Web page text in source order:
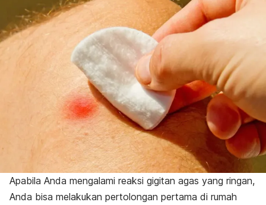
Apabila Anda mengalami reaksi gigitan agas yang ringan,
Anda bisa melakukan pertolongan pertama di rumah